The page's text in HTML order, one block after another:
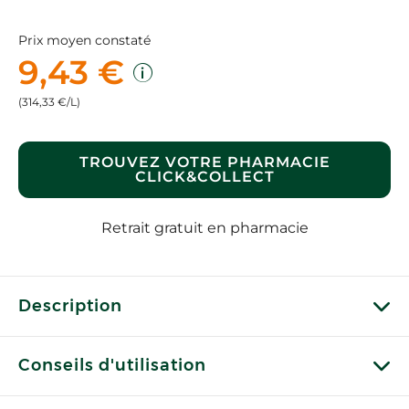
Prix moyen constaté
9,43 €
(314,33 €/L)
TROUVEZ VOTRE PHARMACIE
CLICK&COLLECT
Retrait gratuit en pharmacie
Description
Conseils d'utilisation